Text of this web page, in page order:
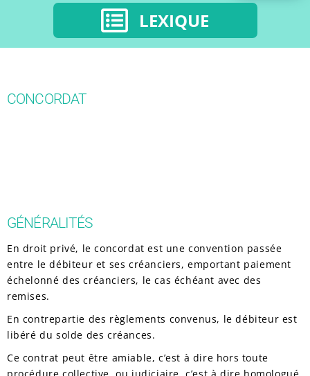
LEXIQUE
CONCORDAT
GÉNÉRALITÉS
En droit privé, le concordat est une convention passée
entre le débiteur et ses créanciers, emportant paiement
échelonné des créanciers, le cas échéant avec des
remises.
En contrepartie des règlements convenus, le débiteur est
libéré du solde des créances.
Ce contrat peut être amiable, c’est à dire hors toute
procédure collective, ou judiciaire, c’est à dire homologué